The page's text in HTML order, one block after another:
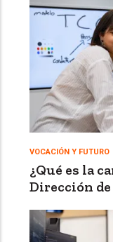
VOCACIÓN Y FUTURO
¿Qué es la
Dirección